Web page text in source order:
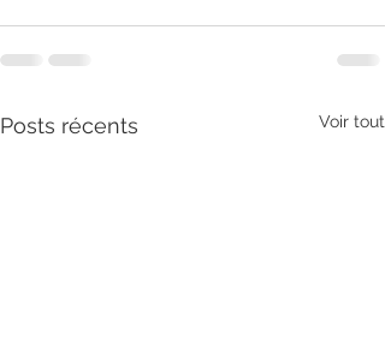
Posts récents Voir tout